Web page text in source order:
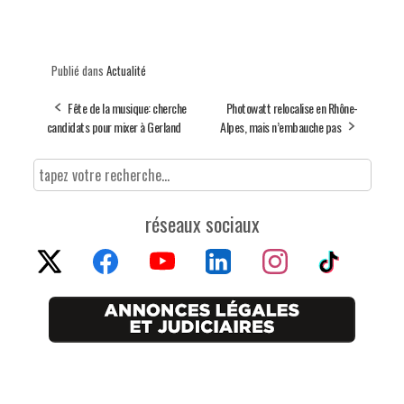
Publié dans Actualité
Fête de la musique: cherche
candidats pour mixer à Gerland
Photowatt relocalise en Rhône-
Alpes, mais n’embauche pas
réseaux sociaux